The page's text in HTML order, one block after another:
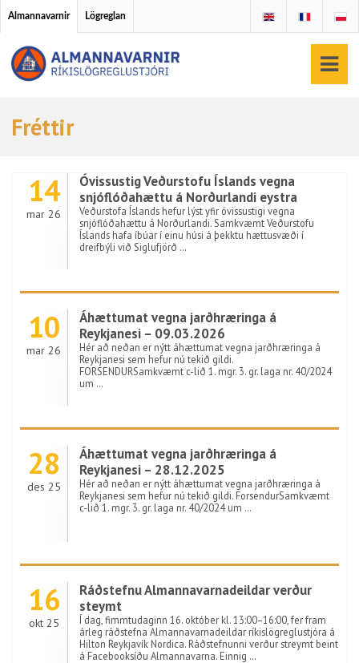
Almannavarnir Lögreglan
Fréttir
14
mar 26
Óvissustig Veðurstofu Íslands vegna
snjóflóðahættu á Norðurlandi eystra
Veðurstofa Íslands hefur lýst yfir óvissustigi vegna
snjóflóðahættu á Norðurlandi. Samkvæmt Veðurstofu
Íslands hafa íbúar í einu húsi á þekktu hættusvæði í
dreifbýli við Siglufjörð …
10
mar 26
Áhættumat vegna jarðhræringa á
Reykjanesi – 09.03.2026
Hér að neðan er nýtt áhættumat vegna jarðhræringa á
Reykjanesi sem hefur nú tekið gildi.
FORSENDURSamkvæmt c-lið 1. mgr. 3. gr. laga nr. 40/2024
um …
28
des 25
Áhættumat vegna jarðhræringa á
Reykjanesi – 28.12.2025
Hér að neðan er nýtt áhættumat vegna jarðhræringa á
Reykjanesi sem hefur nú tekið gildi. ForsendurSamkvæmt
c-lið 1. mgr. 3. gr. laga nr. 40/2024 um …
16
okt 25
Ráðstefnu Almannavarnadeildar verður
steymt
Í dag, fimmtudaginn 16. október kl. 13:00–16:00, fer fram
árleg ráðstefna Almannavarnadeildar ríkislögreglustjóra á
Hilton Reykjavík Nordica. Ráðstefnunni verður streymt beint
á Facebooksíðu Almannavarna. Einnig …